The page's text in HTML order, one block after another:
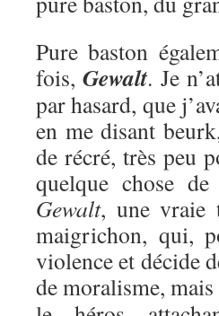
Pure baston
fois,Gewalt. Je
par hasard, que
en me disant
de récré, très peu
quelque chose
Gewalt, une vraie
maigrichon, qui,
violence et décide
de moralisme,